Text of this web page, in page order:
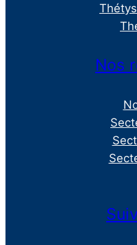
Nos